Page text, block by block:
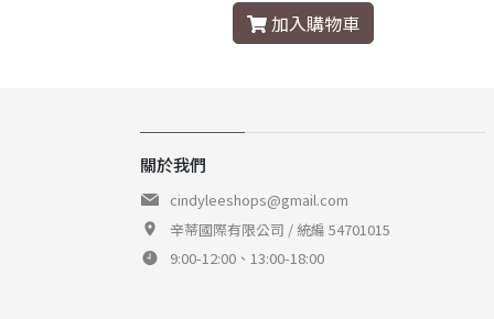
加入購物車
關於我們
cindyleeshops@gmail.com
辛蒂國際有限公司 / 統編 54701015
9:00-12:00、13:00-18:00